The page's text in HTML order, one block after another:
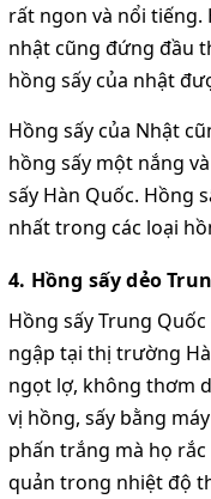
rất ngon và nổi tiếng.
nhật cũng đứng đầu
hồng sấy của nhật
Hồng sấy của Nhật
hồng sấy một nắng
sấy Hàn Quốc. Hồng
nhất trong các loại
4. Hồng sấy dẻo
Hồng sấy Trung
ngập tại thị trường
ngọt lợ, không thơm
vị hồng, sấy bằng
phấn trắng mà họ
quản trong nhiệt độ